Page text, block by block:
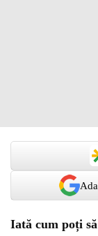
Iată cum poți